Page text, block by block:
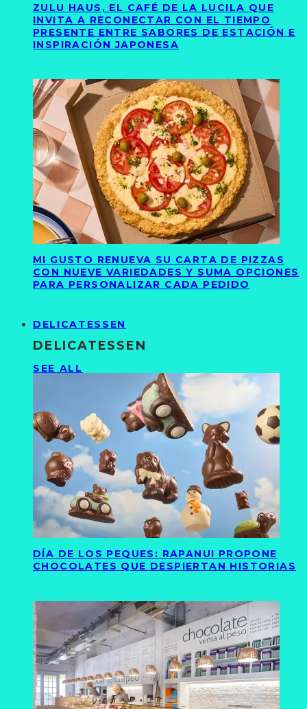
ZULU HAUS, EL CAFÉ DE LA LUCILA QUE
INVITA A RECONECTAR CON EL TIEMPO
PRESENTE ENTRE SABORES DE ESTACIÓN E
INSPIRACIÓN JAPONESA
MI GUSTO RENUEVA SU CARTA DE PIZZAS
CON NUEVE VARIEDADES Y SUMA OPCIONES
PARA PERSONALIZAR CADA PEDIDO
DELICATESSEN
DELICATESSEN
SEE ALL
DÍA DE LOS PEQUES: RAPANUI PROPONE
CHOCOLATES QUE DESPIERTAN HISTORIAS